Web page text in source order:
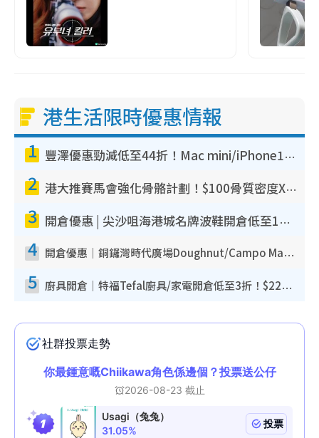
港生活限時優惠情報
1 豐澤優惠勁減低至44折！Mac mini/iPhone17Pro大減價！廚房家電$220起
2 港大推賽馬會強化骨骼計劃！$100骨質密度X光檢查 完成免費運動訓練送超市禮券！附參加資格
3 開倉優惠 | 尖沙咀海港城名牌波鞋開倉低至1折！On鞋$899起／Joy&Peace鞋履$98起
4 開倉優惠｜銅鑼灣時代廣場Doughnut/Campo Marzio開倉低至1折！背囊、書包、手袋劈價$200起
5 廚具開倉｜特福Tefal廚具/家電開倉低至3折！$220起買平底鍋/炒鑊/湯煲！電飯煲/吸塵機/燙斗$418起